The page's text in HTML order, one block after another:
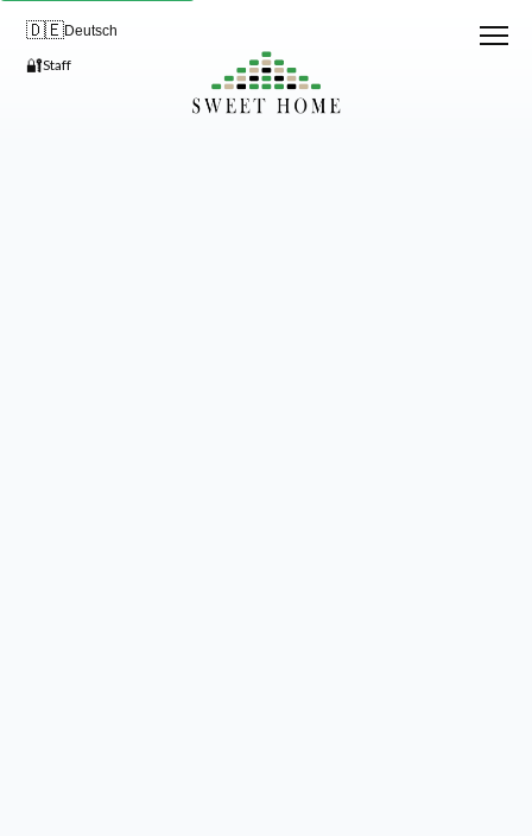
🇩🇪Deutsch
🔐Staff